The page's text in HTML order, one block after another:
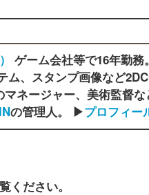
ゲーム会社等で16年勤務
、スタンプ画像など
ネージャー、美術監督
の管理人。 ▶プロフィー
ください。